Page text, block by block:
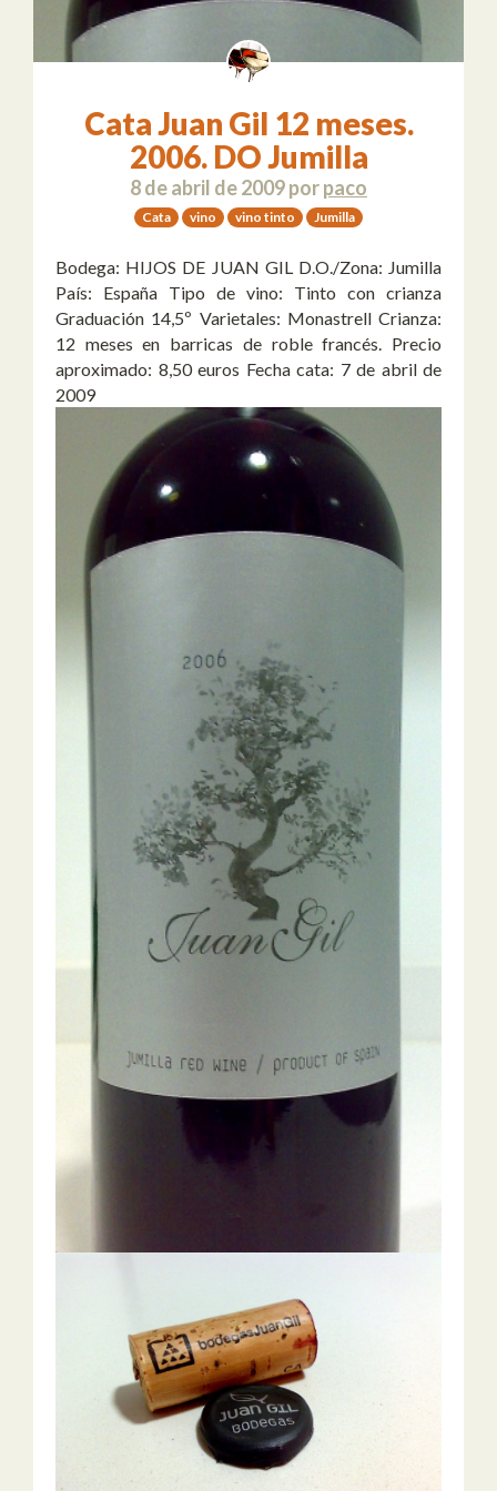
Cata Juan Gil 12 meses.
2006. DO Jumilla
8 de abril de 2009porpaco
Cata vino vino tinto Jumilla
Bodega: HIJOS DE JUAN GIL D.O./Zona: Jumilla
País: España Tipo de vino: Tinto con crianza
Graduación 14,5º Varietales: Monastrell Crianza:
12 meses en barricas de roble francés. Precio
aproximado: 8,50 euros Fecha cata: 7 de abril de
2009